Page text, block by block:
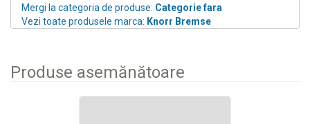
Mergi la categoria de produse: Categorie fara
Vezi toate produsele marca: Knorr Bremse
Produse asemănătoare